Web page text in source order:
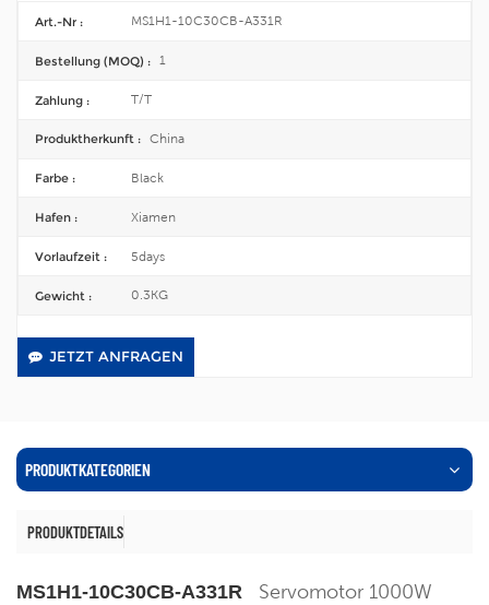
Art.-Nr : MS1H1-10C30CB-A331R
Bestellung (MOQ) : 1
Zahlung : T/T
Produktherkunft : China
Farbe : Black
Hafen : Xiamen
Vorlaufzeit : 5days
Gewicht : 0.3KG
JETZT ANFRAGEN
PRODUKTKATEGORIEN
PRODUKTDETAILS
MS1H1-10C30CB-A331R Servomotor 1000W